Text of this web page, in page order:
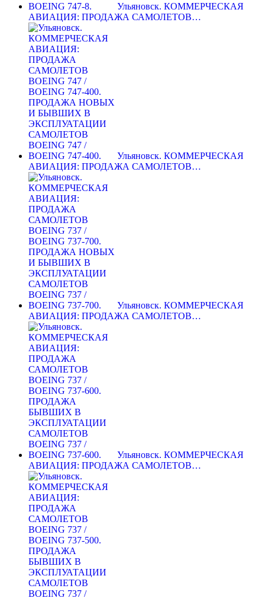
Ульяновск. КОММЕРЧЕСКАЯ
АВИАЦИЯ: ПРОДАЖА САМОЛЕТОВ…
Ульяновск. КОММЕРЧЕСКАЯ
АВИАЦИЯ: ПРОДАЖА САМОЛЕТОВ…
Ульяновск. КОММЕРЧЕСКАЯ
АВИАЦИЯ: ПРОДАЖА САМОЛЕТОВ…
Ульяновск. КОММЕРЧЕСКАЯ
АВИАЦИЯ: ПРОДАЖА САМОЛЕТОВ…